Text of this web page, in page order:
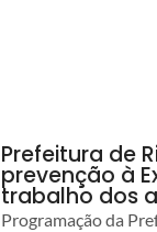
Prefeitura de
prevenção à
trabalho dos
Programação da